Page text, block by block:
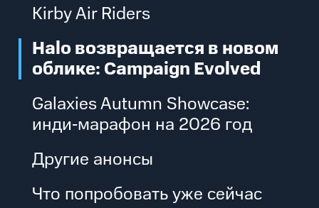
Kirby Air Riders
Halo возвращается в новом
облике: Campaign Evolved
Galaxies Autumn Showcase:
инди‑марафон на 2026 год
Другие анонсы
Что попробовать уже сейчас